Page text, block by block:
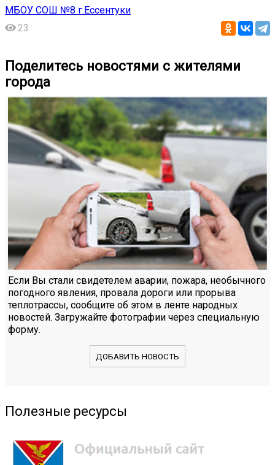
МБОУ СОШ №8 г.Ессентуки
23
Поделитесь новостями с жителями
города
Если Вы стали свидетелем аварии, пожара, необычного
погодного явления, провала дороги или прорыва
теплотрассы, сообщите об этом в ленте народных
новостей. Загружайте фотографии через специальную
форму.
ДОБАВИТЬ НОВОСТЬ
Полезные ресурсы